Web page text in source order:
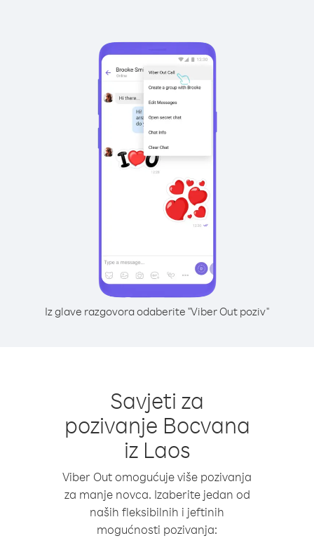
Iz glave razgovora odaberite "Viber Out poziv"
Savjeti za
pozivanje Bocvana
iz Laos
Viber Out omogućuje više pozivanja
za manje novca. Izaberite jedan od
naših fleksibilnih i jeftinih
mogućnosti pozivanja: